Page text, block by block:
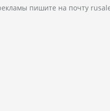
пишите на почту